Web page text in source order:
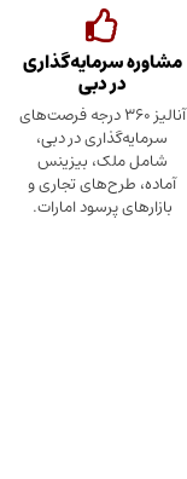
مشاوره سرمایه‌گذاری
در دبی
آنالیز ۳۶۰ درجه فرصت‌های
سرمایه‌گذاری در دبی،
شامل ملک، بیزینس
آماده، طرح‌های تجاری و
بازارهای پرسود امارات.